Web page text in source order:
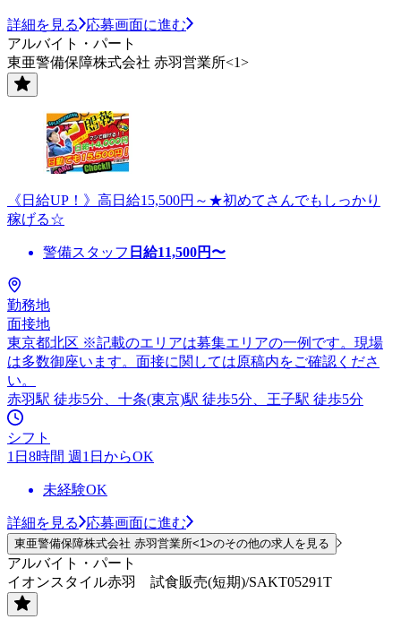
詳細を見る
応募画面に進む
アルバイト・パート
東亜警備保障株式会社 赤羽営業所<1>
《日給UP！》高日給15,500円～★初めてさんでもしっかり
稼げる☆
警備スタッフ 日給11,500円〜
勤務地
面接地
東京都北区 ※記載のエリアは募集エリアの一例です。現場
は多数御座います。面接に関しては原稿内をご確認くださ
い。
赤羽駅 徒歩5分、十条(東京)駅 徒歩5分、王子駅 徒歩5分
シフト
1日8時間 週1日からOK
未経験OK
詳細を見る 応募画面に進む
東亜警備保障株式会社 赤羽営業所<1>のその他の求人を見る
アルバイト・パート
イオンスタイル赤羽 試食販売(短期)/SAKT05291T